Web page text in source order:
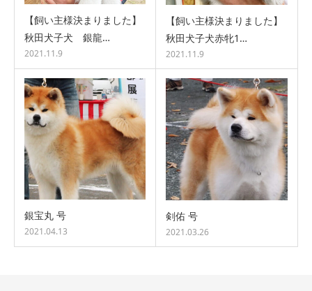
【飼い主様決まりました】
秋田犬子犬 銀龍…
2021.11.9
【飼い主様決まりました】
秋田犬子犬赤牝1…
2021.11.9
銀宝丸 号
2021.04.13
剣佑 号
2021.03.26